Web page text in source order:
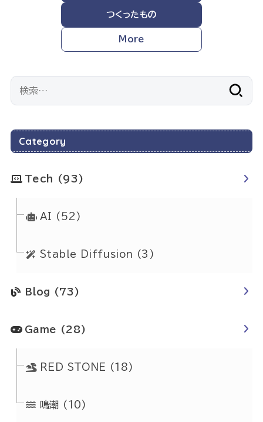
つくったもの
More
Category
Tech (93)
AI (52)
Stable Diffusion (3)
Blog (73)
Game (28)
RED STONE (18)
鳴潮 (10)